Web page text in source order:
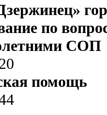
по
СОП
помощь